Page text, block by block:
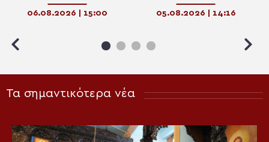
μεταμορφώνει τον άνθρωπο
06.08.2026 | 15:00
τον θάνατο της Παναγίας;
05.08.2026 | 14:16
Τα σημαντικότερα νέα